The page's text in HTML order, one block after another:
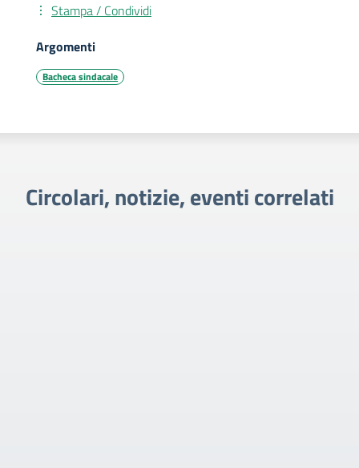
Stampa / Condividi
Argomenti
Bacheca sindacale
Circolari, notizie, eventi correlati